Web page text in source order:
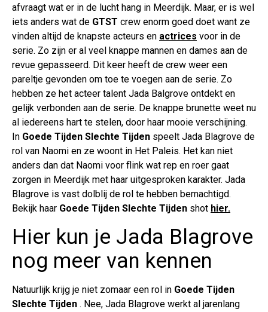
afvraagt wat er in de lucht hang in Meerdijk. Maar, er is wel
iets anders wat de GTST crew enorm goed doet want ze
vinden altijd de knapste acteurs en actrices voor in de
serie. Zo zijn er al veel knappe mannen en dames aan de
revue gepasseerd. Dit keer heeft de crew weer een
pareltje gevonden om toe te voegen aan de serie. Zo
hebben ze het acteer talent Jada Balgrove ontdekt en
gelijk verbonden aan de serie. De knappe brunette weet nu
al iedereens hart te stelen, door haar mooie verschijning.
In Goede Tijden Slechte Tijden speelt Jada Blagrove de
rol van Naomi en ze woont in Het Paleis. Het kan niet
anders dan dat Naomi voor flink wat rep en roer gaat
zorgen in Meerdijk met haar uitgesproken karakter. Jada
Blagrove is vast dolblij de rol te hebben bemachtigd.
Bekijk haar Goede Tijden Slechte Tijden shot hier.
Hier kun je Jada Blagrove
nog meer van kennen
Natuurlijk krijg je niet zomaar een rol in Goede Tijden
Slechte Tijden . Nee, Jada Blagrove werkt al jarenlang